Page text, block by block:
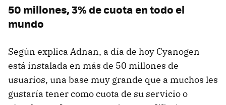
50 millones, 3% de cuota en todo el
mundo
Según explica Adnan, a día de hoy Cyanogen
está instalada en más de 50 millones de
usuarios, una base muy grande que a muchos les
gustaría tener como cuota de su servicio o